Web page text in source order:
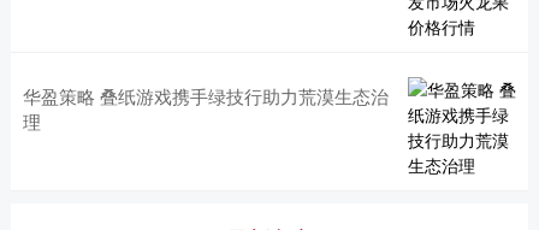
华盈策略 叠纸游戏携手绿技行助力荒漠生态治
理